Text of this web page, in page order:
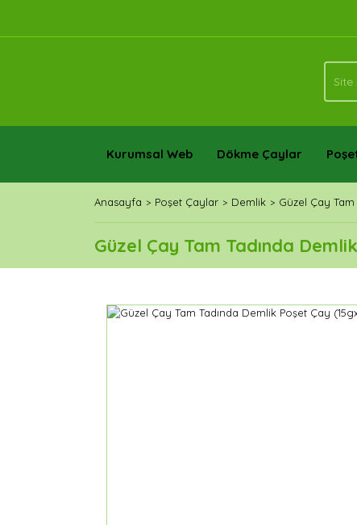
Kurumsal Web Dökme Çaylar
Anasayfa Poşet Çaylar Demlik Güzel Çay
Güzel Çay Tam Tadında